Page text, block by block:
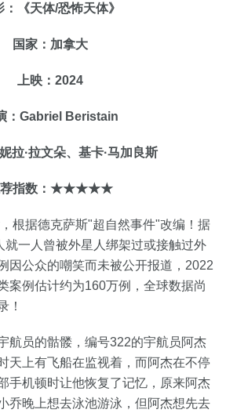
：《天体/恐怖天体》
国家：加拿大
上映：2024
：Gabriel Beristain
拉·拉文朵、基卡·马加良斯
荐指数：★★★★★
根据德克萨斯"超自然事件"改编！据
就一人曾被外星人绑架过或接触过外
因公众的嘲笑而未被公开报道，2022
案例估计约为160万例，全球数据尚
！
航员的骷髅，编号322的宇航员阿杰
天上有飞船在监视着，而阿杰在不停
手机顿时让他恢复了记忆，原来阿杰
乔晚上想去泳池游泳，但阿杰想先去